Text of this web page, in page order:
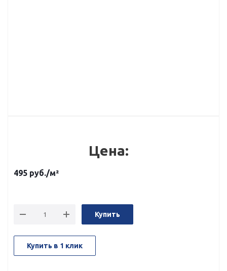
Цена:
495 руб./м²
Купить
Купить в 1 клик